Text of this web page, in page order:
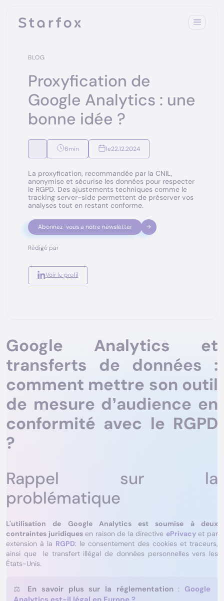
BLOG
Proxyfication de
Google Analytics : une
bonne idée ?
6min le22.12.2024
La proxyfication, recommandée par la CNIL,
anonymise et sécurise les données pour respecter
le RGPD. Des ajustements techniques comme le
tracking server-side permettent de préserver vos
analyses tout en restant conforme.
Abonnez-vous à notre newsletter
Rédigé par
Edouard de Joussineau
CEO Starfox Analytics
Voir le profil
Google Analytics et
transferts de données :
comment mettre son outil
de mesure d’audience en
conformité avec le RGPD
?
Rappel sur la
problématique
L'utilisation de Google Analytics est soumise à deux
contraintes juridiquesen raison de la directive ePrivacyet par
extension à la RGPD: le consentement des cookies et traceurs,
ainsi que le transfert illégal de données personnelles vers les
États-Unis.
⚖️ En savoir plus sur la réglementation: Google